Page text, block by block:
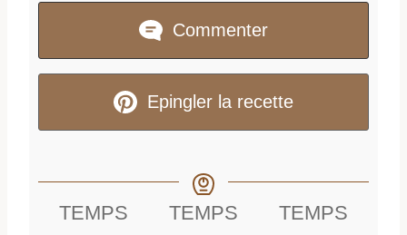
Commenter
Epingler la recette
TEMPS
TEMPS
TEMPS